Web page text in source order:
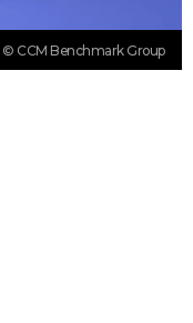
© CCM Benchmark Group